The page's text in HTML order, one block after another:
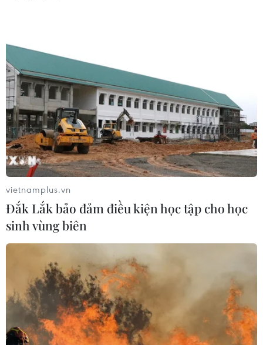
vietnamplus.vn
Đắk Lắk bảo đảm điều kiện học tập cho học
sinh vùng biên